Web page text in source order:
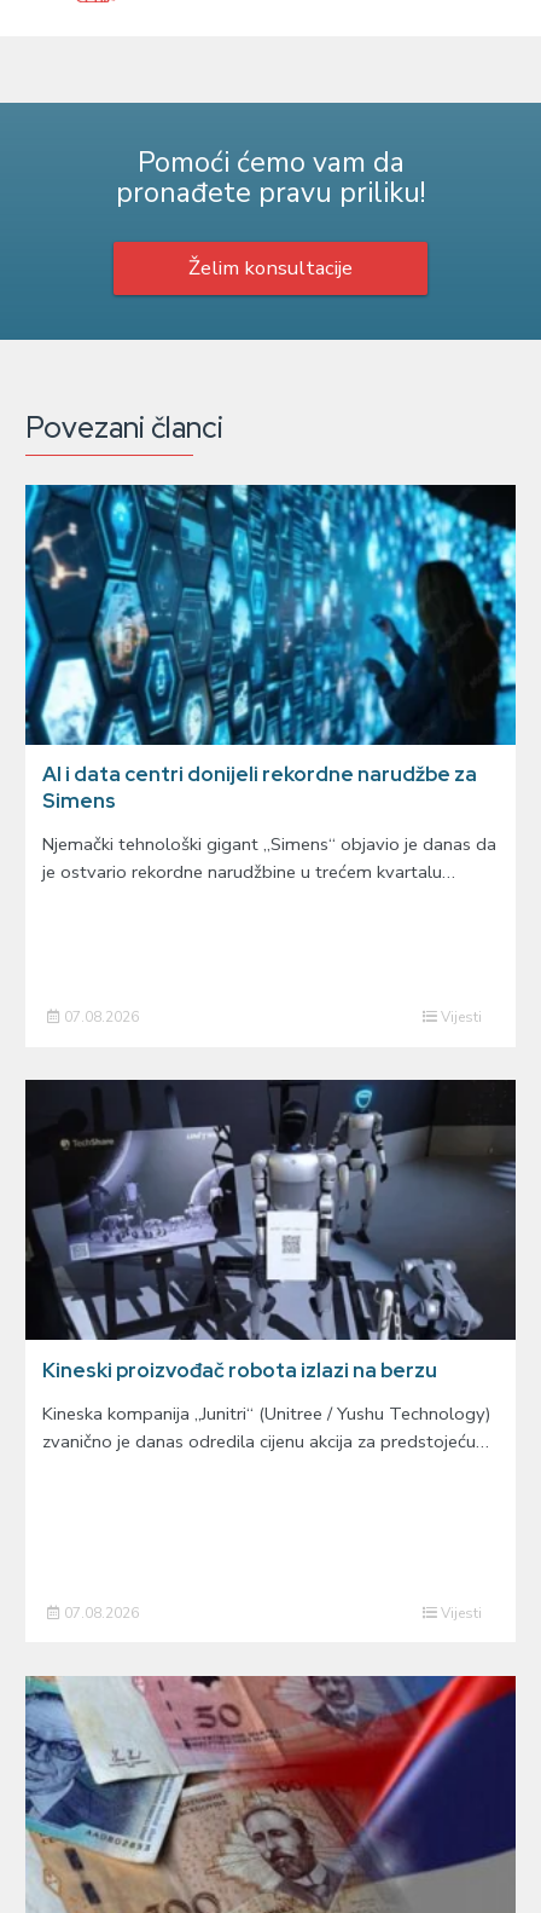
Pomoći ćemo vam da
pronađete pravu priliku!
Želim konsultacije
Povezani članci
AI i data centri donijeli rekordne narudžbe za
Simens
Njemački tehnološki gigant „Simens“ objavio je danas da
je ostvario rekordne narudžbine u trećem kvartalu…
07.08.2026 Vijesti
Kineski proizvođač robota izlazi na berzu
Kineska kompanija „Junitri“ (Unitree / Yushu Technology)
zvanično je danas odredila cijenu akcija za predstojeću…
07.08.2026 Vijesti